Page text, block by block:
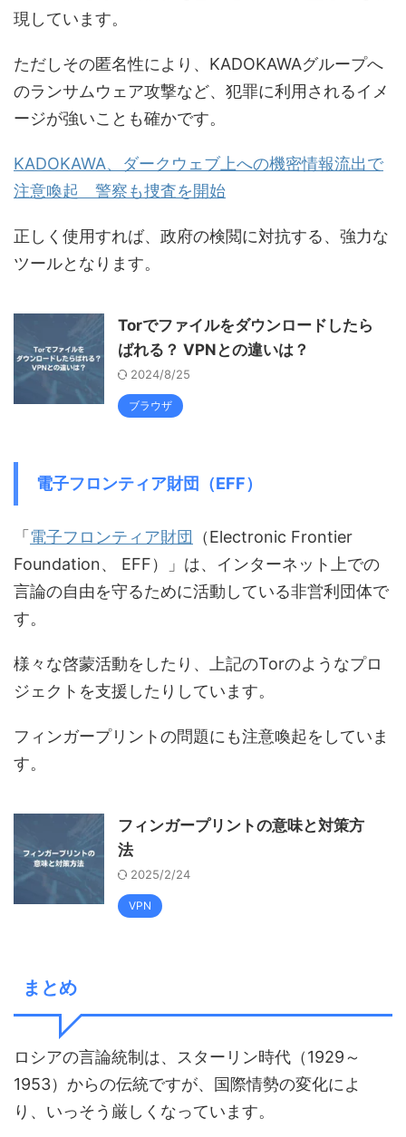
現しています。
ただしその匿名性により、KADOKAWAグループへ
のランサムウェア攻撃など、犯罪に利用されるイメ
ージが強いことも確かです。
KADOKAWA、ダークウェブ上への機密情報流出で
注意喚起 警察も捜査を開始
正しく使用すれば、政府の検閲に対抗する、強力な
ツールとなります。
Torでファイルをダウンロードしたら
ばれる？ VPNとの違いは？
2024/8/25
ブラウザ
電子フロンティア財団（EFF）
「 電子フロンティア財団
（Electronic Frontier
Foundation、 EFF）」は、インターネット上での
言論の自由を守るために活動している非営利団体で
す。
様々な啓蒙活動をしたり、上記のTorのようなプロ
ジェクトを支援したりしています。
フィンガープリントの問題にも注意喚起をしていま
す。
フィンガープリントの意味と対策方
法
2025/2/24
VPN
まとめ
ロシアの言論統制は、スターリン時代（1929～
1953）からの伝統ですが、国際情勢の変化によ
り、いっそう厳しくなっています。